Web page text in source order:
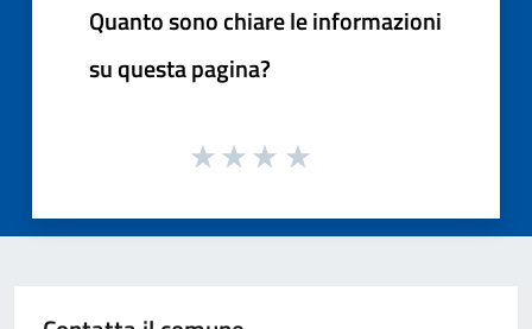
Quanto sono chiare le informazioni
su questa pagina?